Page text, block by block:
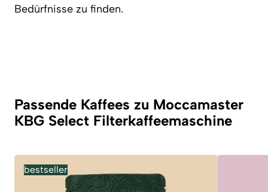
Bedürfnisse zu finden.
Passende Kaffees zu Moccamaster
KBG Select Filterkaffeemaschine
bestseller